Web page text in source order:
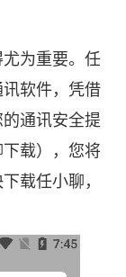
为重要。任
软件，凭借
通讯安全提
载），您将
载任小聊，